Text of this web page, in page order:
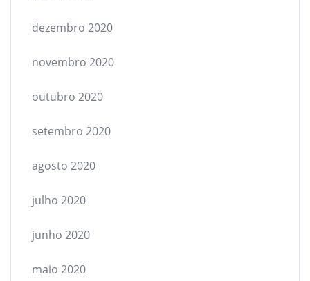
dezembro 2020
novembro 2020
outubro 2020
setembro 2020
agosto 2020
julho 2020
junho 2020
maio 2020